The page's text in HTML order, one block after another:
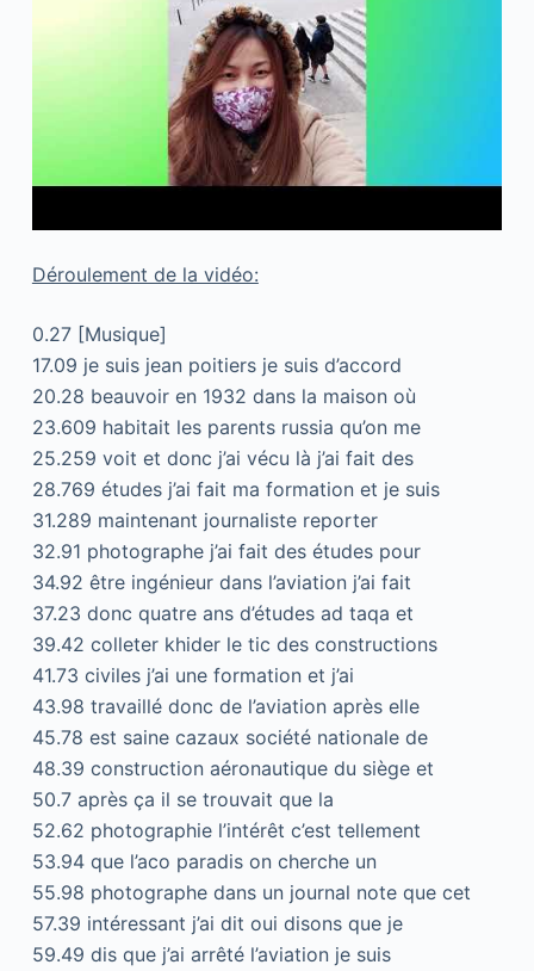
Déroulement de la vidéo:
0.27 [Musique]
17.09 je suis jean poitiers je suis d’accord
20.28 beauvoir en 1932 dans la maison où
23.609 habitait les parents russia qu’on me
25.259 voit et donc j’ai vécu là j’ai fait des
28.769 études j’ai fait ma formation et je suis
31.289 maintenant journaliste reporter
32.91 photographe j’ai fait des études pour
34.92 être ingénieur dans l’aviation j’ai fait
37.23 donc quatre ans d’études ad taqa et
39.42 colleter khider le tic des constructions
41.73 civiles j’ai une formation et j’ai
43.98 travaillé donc de l’aviation après elle
45.78 est saine cazaux société nationale de
48.39 construction aéronautique du siège et
50.7 après ça il se trouvait que la
52.62 photographie l’intérêt c’est tellement
53.94 que l’aco paradis on cherche un
55.98 photographe dans un journal note que cet
57.39 intéressant j’ai dit oui disons que je
59.49 dis que j’ai arrêté l’aviation je suis